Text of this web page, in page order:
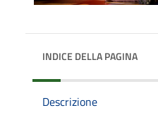
INDICE DELLA PAGINA
Descrizione